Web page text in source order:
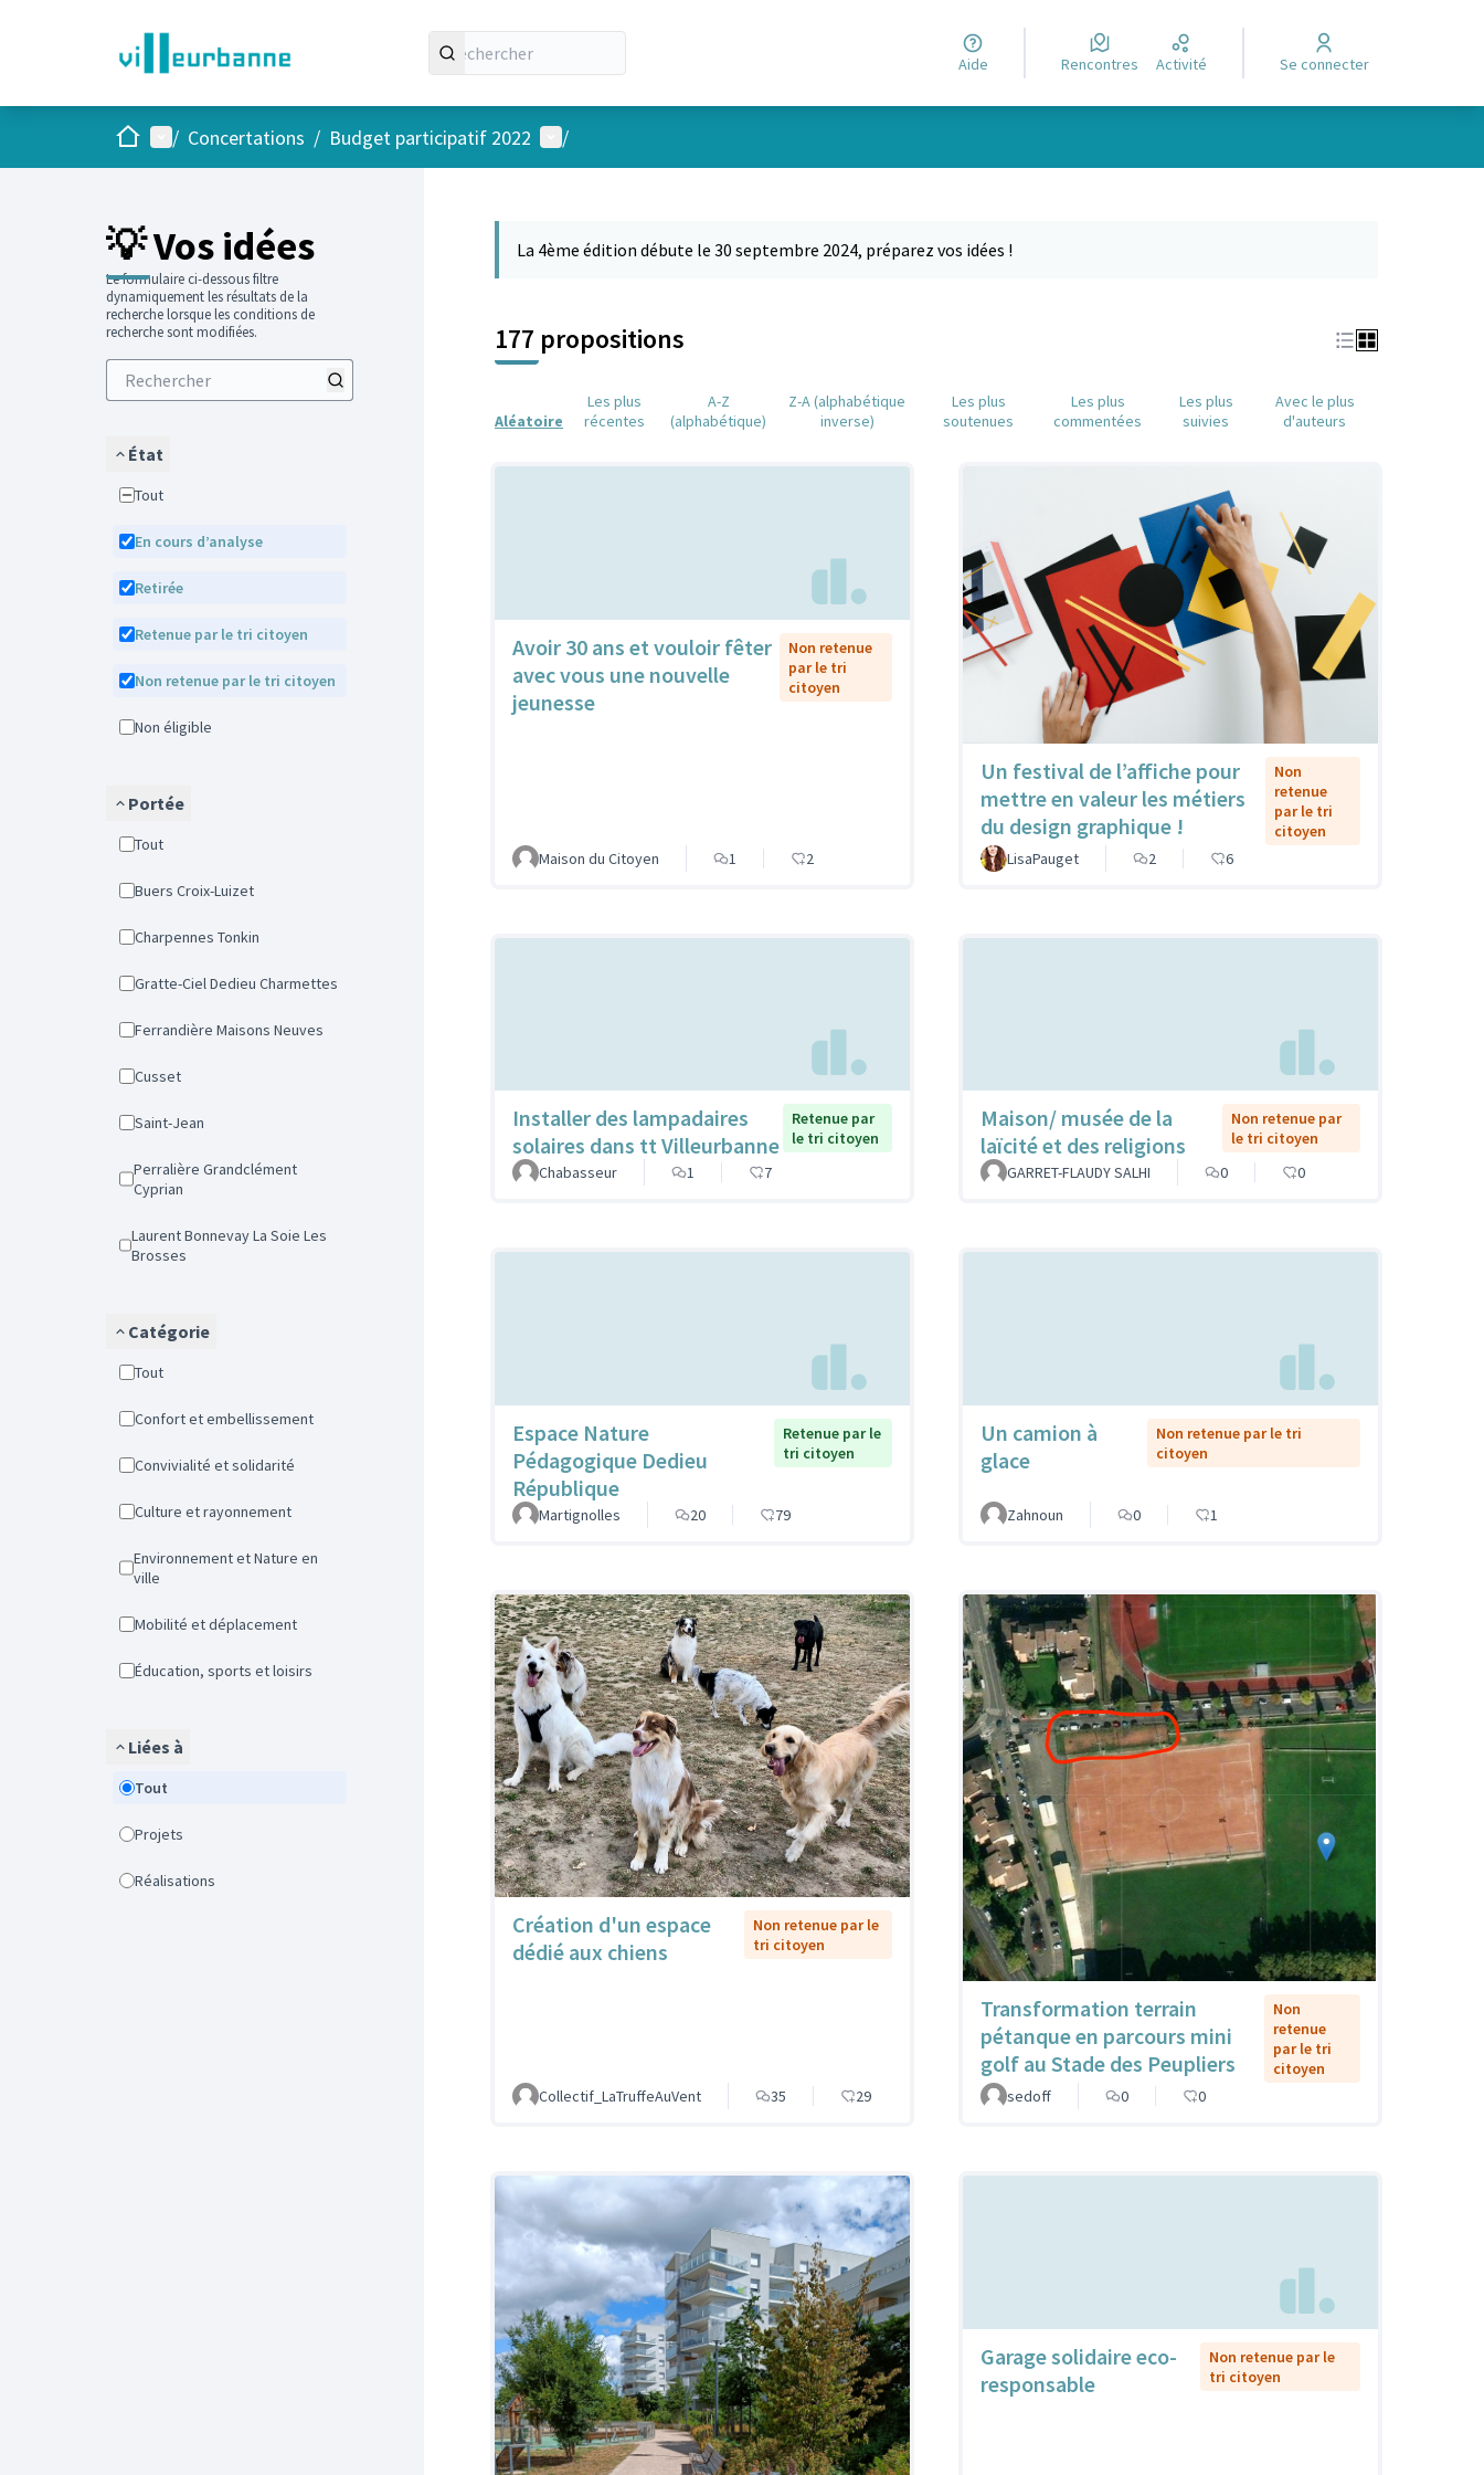
Aide Rencontres Activité Se connecter
AccueilMenu principal
/ Concertations / Budget participatif 2022 Menu utilisateur
/
💡 Vos idées
Le formulaire ci-dessous filtre
dynamiquement les résultats de la
recherche lorsque les conditions de
recherche sont modifiées.
État
Tout
En cours d’analyse
Retirée
Retenue par le tri citoyen
Non retenue par le tri citoyen
Non éligible
Portée
Tout
Buers Croix-Luizet
Charpennes Tonkin
Gratte-Ciel Dedieu Charmettes
Ferrandière Maisons Neuves
Cusset
Saint-Jean
Perralière Grandclément
Cyprian
Laurent Bonnevay La Soie Les
Brosses
Catégorie
Tout
Confort et embellissement
Convivialité et solidarité
Culture et rayonnement
Environnement et Nature en
ville
Mobilité et déplacement
Éducation, sports et loisirs
Liées à
Tout
Projets
Réalisations
La 4ème édition débute le 30 septembre 2024, préparez vos idées !
177 propositions
Aléatoire
Les plus
récentes
A-Z
(alphabétique)
Z-A (alphabétique
inverse)
Les plus
soutenues
Les plus
commentées
Les plus
suivies
Avec le plus
d'auteurs
Avoir 30 ans et vouloir fêter
avec vous une nouvelle
jeunesse
Non retenue
par le tri
citoyen
Maison du Citoyen 1 2
Un festival de l’affiche pour
mettre en valeur les métiers
du design graphique !
Non
retenue
par le tri
citoyen
LisaPauget
2 6
Installer des lampadaires
solaires dans tt Villeurbanne
Retenue par
le tri citoyen
Chabasseur
1 7
Maison/ musée de la
laïcité et des religions
Non retenue par
le tri citoyen
GARRET-FLAUDY SALHI
0 0
Espace Nature
Pédagogique Dedieu
République
Retenue par le
tri citoyen
Martignolles 20 79
Un camion à
glace
Non retenue par le tri
citoyen
Zahnoun 0 1
Création d'un espace
dédié aux chiens
Non retenue par le
tri citoyen
Collectif_LaTruffeAuVent 35 29
Transformation terrain
pétanque en parcours mini
golf au Stade des Peupliers
Non
retenue
par le tri
citoyen
sedoff
0 0
Garage solidaire eco-
responsable
Non retenue par le
tri citoyen